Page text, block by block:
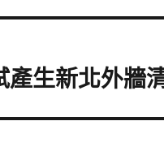
產生新北外牆